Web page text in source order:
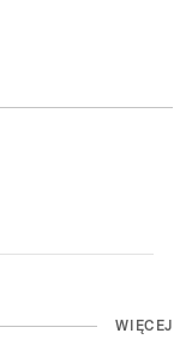
WIĘCEJ